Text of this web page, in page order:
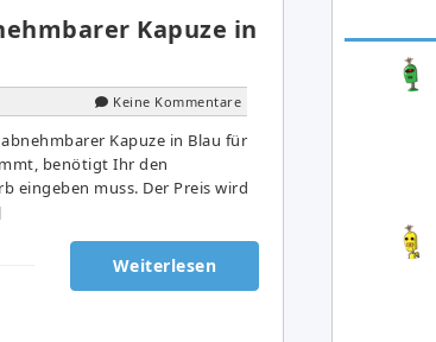
Kapuze in
Keine Kommentare
Kapuze in Blau für
benötigt Ihr den
eingeben muss. Der Preis wird
Weiterlesen